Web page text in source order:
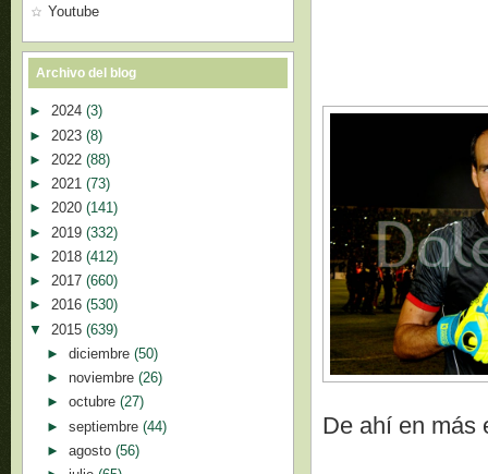
De ahí en más
Youtube
Archivo del blog
► 2024 (3)
► 2023 (8)
► 2022 (88)
► 2021 (73)
► 2020 (141)
► 2019 (332)
► 2018 (412)
► 2017 (660)
► 2016 (530)
▼ 2015 (639)
► diciembre (50)
► noviembre (26)
► octubre (27)
► septiembre (44)
► agosto (56)